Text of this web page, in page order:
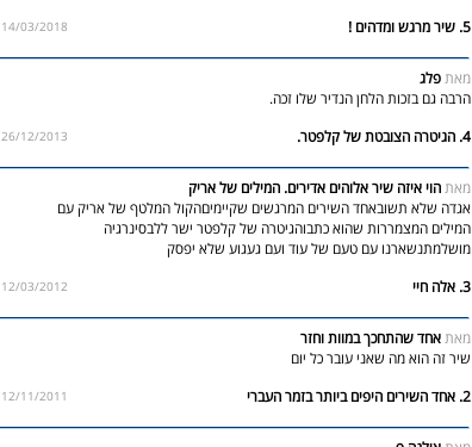
5. שיר מרגש ומדהים !
14/03/2018 - 17:57
מאתפלג
הרבה גם בזכות הלחן הנדיר שלו זכה.
4. הגיטרה הצובטת של קלפטר.
26/12/2013 - 17:38
מאתהוי איזה שיר אלוהים אדירים. המילים של אריק
אגדה שלא תשובאחד השירים המרגשים שקיימיםהקול המלטף של אריק עם
המילים המצמררות שהוא כתבוהגיטרה של קלפטר ישר ללבסינרגיה
מושלמתנשארנו עם טעם של עוד ועם געגוע שלא יפסק
3. אלה חיי
12/03/2012 - 11:50
מאתאחד שהתחכך במוות וחזר
שיר זה הוא מה שאני עובר כל יום
2. אחד השירים היפים ביותר בזמר העברי
12/11/2011 - 11:49